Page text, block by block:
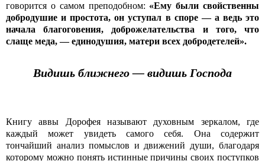
говорится о самом преподобном: «Ему были свойственны
добродушие и простота, он уступал в споре — а ведь это
начала благоговения, доброжелательства и того, что
слаще меда,— единодушия, матери всех добродетелей».
Видишь ближнего — видишь Господа
Книгу аввы Дорофея называют духовным зеркалом, где
каждый может увидеть самого себя. Она содержит
тончайший анализ помыслов и движений души, благодаря
которому можно понять истинные причины своих поступков